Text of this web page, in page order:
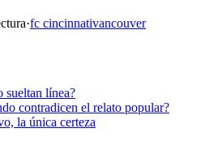
·fc cincinnativancouver
sueltan línea?
contradicen el relato popular?
la única certeza